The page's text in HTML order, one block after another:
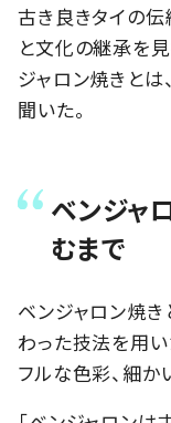
古き良きタイの
と文化の継承を
ジャロン焼きとは
聞いた。
ベンジャ
むまで
ベンジャロン焼
わった技法を用
フルな色彩、細か